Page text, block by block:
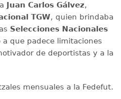
Juan Carlos Gálvez,
TGW, quien brindaba
Selecciones Nacionales
que padece limitaciones
de deportistas y a la
mensuales a la Fedefut.